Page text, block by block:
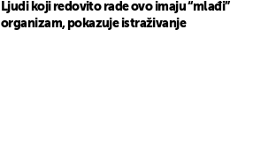
Ljudi koji redovito rade ovo imaju “mlađi”
organizam, pokazuje istraživanje